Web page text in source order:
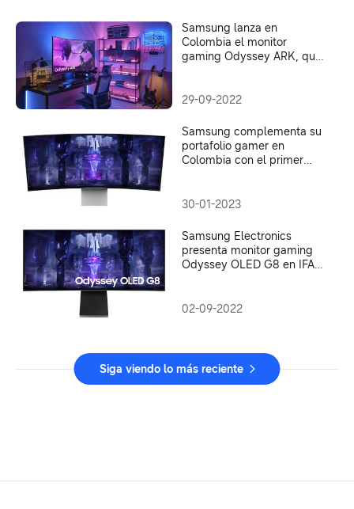
Samsung lanza en
Colombia el monitor
gaming Odyssey ARK, que
29-09-2022
Samsung complementa su
portafolio gamer en
Colombia con el primer
30-01-2023
Samsung Electronics
presenta monitor gaming
Odyssey OLED G8 en IFA
02-09-2022
Siga viendo lo más reciente